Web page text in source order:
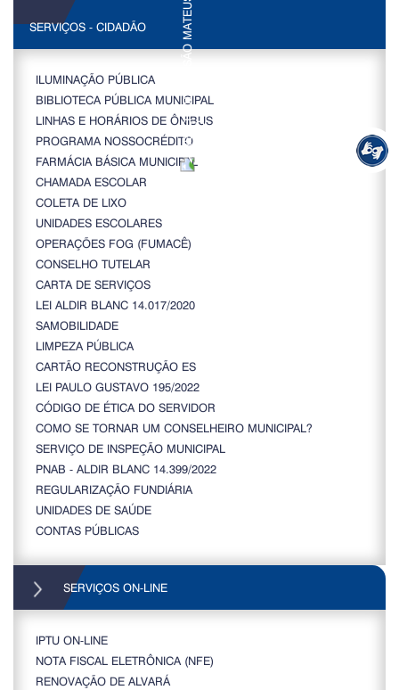
SERVIÇOS - CIDADÃO
ILUMINAÇÃO PÚBLICA
BIBLIOTECA PÚBLICA MUNICIPAL
LINHAS E HORÁRIOS DE ÔNIBUS
PROGRAMA NOSSOCRÉDITO
FARMÁCIA BÁSICA MUNICIPAL
CHAMADA ESCOLAR
COLETA DE LIXO
UNIDADES ESCOLARES
OPERAÇÕES FOG (FUMACÊ)
CONSELHO TUTELAR
CARTA DE SERVIÇOS
LEI ALDIR BLANC 14.017/2020
SAMOBILIDADE
LIMPEZA PÚBLICA
CARTÃO RECONSTRUÇÃO ES
LEI PAULO GUSTAVO 195/2022
CÓDIGO DE ÉTICA DO SERVIDOR
COMO SE TORNAR UM CONSELHEIRO MUNICIPAL?
SERVIÇO DE INSPEÇÃO MUNICIPAL
PNAB - ALDIR BLANC 14.399/2022
REGULARIZAÇÃO FUNDIÁRIA
UNIDADES DE SAÚDE
CONTAS PÚBLICAS
SERVIÇOS ON-LINE
IPTU ON-LINE
NOTA FISCAL ELETRÔNICA (NFE)
RENOVAÇÃO DE ALVARÁ